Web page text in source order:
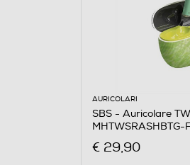
AURICOLARI
SBS - Auricolare
€ 29,90